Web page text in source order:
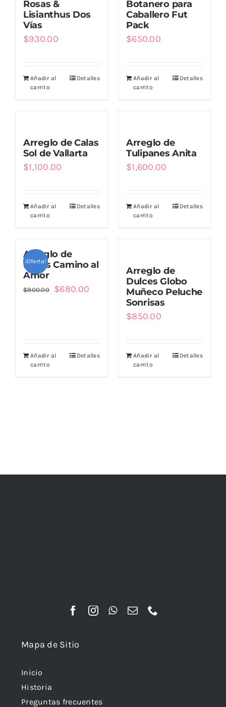
Rosas &
Lisianthus Dos
Vías
$930.00
Añadir al
carrito
Detalles
Botanero para
Caballero Fut
Pack
$650.00
Añadir al
carrito
Detalles
Arreglo de Calas
Sol de Vallarta
$1,100.00
Añadir al
carrito
Detalles
Arreglo de
Tulipanes Anita
$1,600.00
Añadir al
carrito
Detalles
¡Oferta!
Arreglo de
Rosas Camino al
Amor
$800.00
El
$800.00.
$680.00
$680.00.
Añadir al
carrito
Detalles
Arreglo de
Dulces Globo
Muñeco Peluche
Sonrisas
$850.00
Añadir al
carrito
Detalles
Mapa de Sitio
Inicio
Historia
Preguntas frecuentes